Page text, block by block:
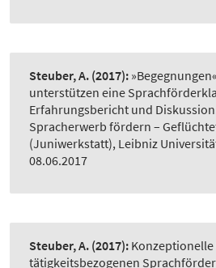
Steuber, A. (2017):
unterstützen eine
Erfahrungsbericht und
Spracherwerb fördern –
(Juniwerkstatt), Leibniz
08.06.2017
Steuber, A. (2017):
tätigkeitsbezogenen